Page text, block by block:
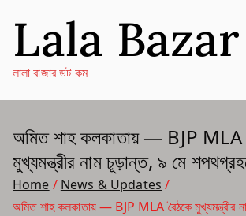
content
Lala Bazar
লালা বাজার ডট কম
অমিত শাহ কলকাতায় — BJP MLA
মুখ্যমন্ত্রীর নাম চূড়ান্ত, ৯ মে
Home
News & Updates
অমিত শাহ কলকাতায় — BJP MLA বৈঠকে মুখ্যমন্ত্রীর